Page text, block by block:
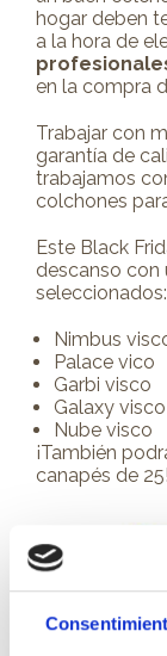
hogar deben
a la hora de
en la compra
Trabajar con
garantía de
trabajamos
colchones
Este Black
descanso con
seleccionados:
Nimbus
Palace vico
Garbi visco
Galaxy visco
Nube visco
¡También
canapés de 25!